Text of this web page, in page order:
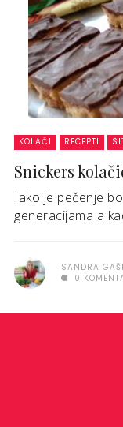
KOLAČI RECEPTI
Snickers
Iako je pečenje
generacijama a
SANDRA
0